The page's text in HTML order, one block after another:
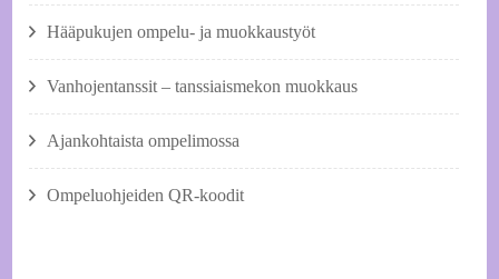
Hääpukujen ompelu- ja muokkaustyöt
Vanhojentanssit – tanssiaismekon muokkaus
Ajankohtaista ompelimossa
Ompeluohjeiden QR-koodit